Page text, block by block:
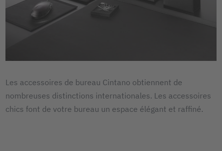
Les accessoires de bureau Cintano obtiennent de
nombreuses distinctions internationales. Les accessoires
chics font de votre bureau un espace élégant et raffiné.